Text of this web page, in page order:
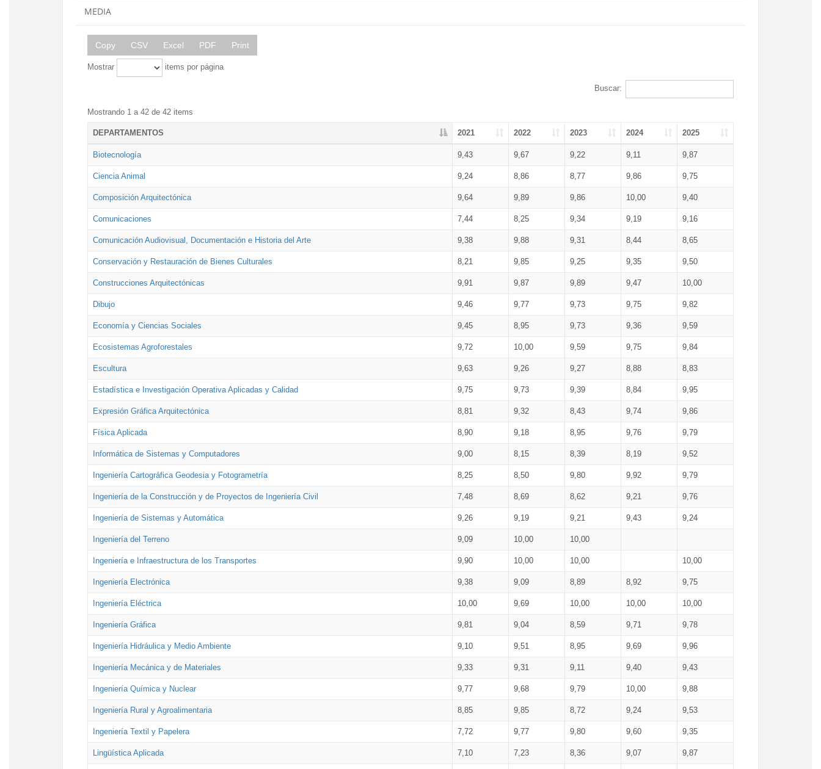
MEDIA
Copy CSV Excel PDF Print
Mostrar items por página
Buscar:
Mostrando 1 a 42 de 42 items
DEPARTAMENTOS 2021 2022 2023 2024 2025
Biotecnología 9,43 9,67 9,22 9,11 9,87
Ciencia Animal 9,24 8,86 8,77 9,86 9,75
Composición Arquitectónica 9,64 9,89 9,86 10,00 9,40
Comunicaciones 7,44 8,25 9,34 9,19 9,16
Comunicación Audiovisual, Documentación e Historia del Arte 9,38 9,88 9,31 8,44 8,65
Conservación y Restauración de Bienes Culturales 8,21 9,85 9,25 9,35 9,50
Construcciones Arquitectónicas 9,91 9,87 9,89 9,47 10,00
Dibujo 9,46 9,77 9,73 9,75 9,82
Economía y Ciencias Sociales 9,45 8,95 9,73 9,36 9,59
Ecosistemas Agroforestales 9,72 10,00 9,59 9,75 9,84
Escultura 9,63 9,26 9,27 8,88 8,83
Estadística e Investigación Operativa Aplicadas y Calidad 9,75 9,73 9,39 8,84 9,95
Expresión Gráfica Arquitectónica 8,81 9,32 8,43 9,74 9,86
Física Aplicada 8,90 9,18 8,95 9,76 9,79
Informática de Sistemas y Computadores 9,00 8,15 8,39 8,19 9,52
Ingeniería Cartográfica Geodesia y Fotogrametría 8,25 8,50 9,80 9,92 9,79
Ingeniería de la Construcción y de Proyectos de Ingeniería Civil 7,48 8,69 8,62 9,21 9,76
Ingeniería de Sistemas y Automática 9,26 9,19 9,21 9,43 9,24
Ingeniería del Terreno 9,09 10,00 10,00
Ingeniería e Infraestructura de los Transportes 9,90 10,00 10,00 10,00
Ingeniería Electrónica 9,38 9,09 8,89 8,92 9,75
Ingeniería Eléctrica 10,00 9,69 10,00 10,00 10,00
Ingeniería Gráfica 9,81 9,04 8,59 9,71 9,78
Ingeniería Hidráulica y Medio Ambiente 9,10 9,51 8,95 9,69 9,96
Ingeniería Mecánica y de Materiales 9,33 9,31 9,11 9,40 9,43
Ingeniería Química y Nuclear 9,77 9,68 9,79 10,00 9,88
Ingeniería Rural y Agroalimentaria 8,85 9,85 8,72 9,24 9,53
Ingeniería Textil y Papelera 7,72 9,77 9,80 9,60 9,35
Lingüística Aplicada 7,10 7,23 8,36 9,07 9,87